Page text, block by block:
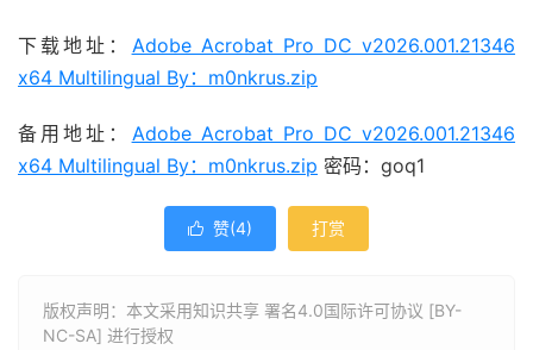
下载地址： Adobe Acrobat Pro DC v2026.001.21346
x64 Multilingual By：m0nkrus.zip
备用地址： Adobe Acrobat Pro DC v2026.001.21346
x64 Multilingual By：m0nkrus.zip 密码：goq1
 赞(4) 打赏
版权声明：本文采用知识共享 署名4.0国际许可协议 [BY-
NC-SA] 进行授权